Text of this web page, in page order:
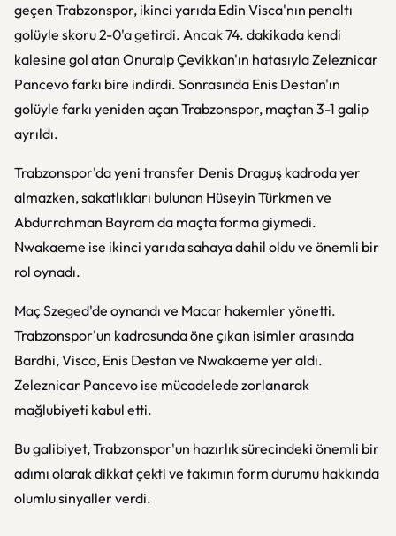
geçen Trabzonspor, ikinci yarıda Edin Visca'nın penaltı
golüyle skoru 2-0'a getirdi. Ancak 74. dakikada kendi
kalesine gol atan Onuralp Çevikkan'ın hatasıyla Zeleznicar
Pancevo farkı bire indirdi. Sonrasında Enis Destan'ın
golüyle farkı yeniden açan Trabzonspor, maçtan 3-1 galip
ayrıldı.
Trabzonspor'da yeni transfer Denis Draguş kadroda yer
almazken, sakatlıkları bulunan Hüseyin Türkmen ve
Abdurrahman Bayram da maçta forma giymedi.
Nwakaeme ise ikinci yarıda sahaya dahil oldu ve önemli bir
rol oynadı.
Maç Szeged'de oynandı ve Macar hakemler yönetti.
Trabzonspor'un kadrosunda öne çıkan isimler arasında
Bardhi, Visca, Enis Destan ve Nwakaeme yer aldı.
Zeleznicar Pancevo ise mücadelede zorlanarak
mağlubiyeti kabul etti.
Bu galibiyet, Trabzonspor'un hazırlık sürecindeki önemli bir
adımı olarak dikkat çekti ve takımın form durumu hakkında
olumlu sinyaller verdi.